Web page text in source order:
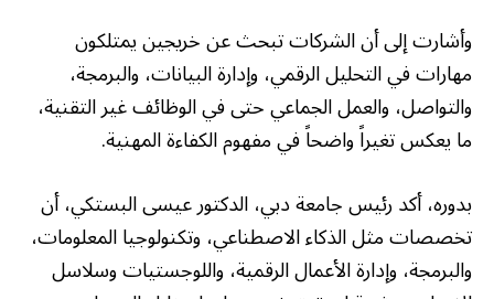
وأشارت إلى أن الشركات تبحث عن خريجين يمتلكون
مهارات في التحليل الرقمي، وإدارة البيانات، والبرمجة،
والتواصل، والعمل الجماعي حتى في الوظائف غير التقنية،
ما يعكس تغيراً واضحاً في مفهوم الكفاءة المهنية.
بدوره، أكد رئيس جامعة دبي، الدكتور عيسى البستكي، أن
تخصصات مثل الذكاء الاصطناعي، وتكنولوجيا المعلومات،
والبرمجة، وإدارة الأعمال الرقمية، واللوجستيات وسلاسل